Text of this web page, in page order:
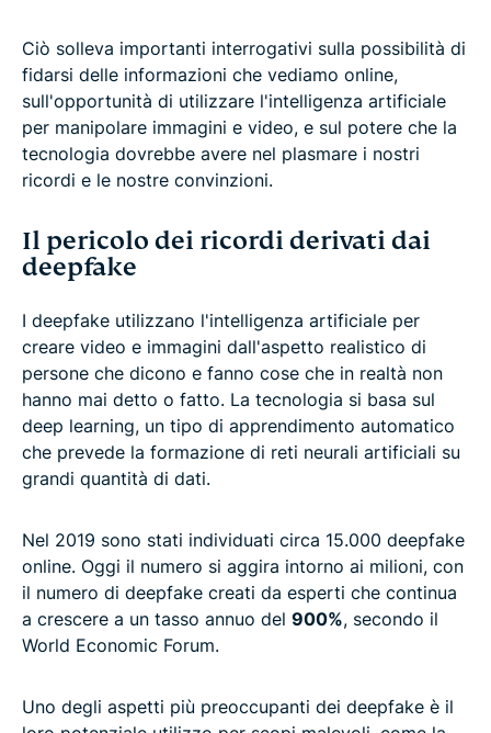
Ciò solleva importanti interrogativi sulla possibilità di
fidarsi delle informazioni che vediamo online,
sull'opportunità di utilizzare l'intelligenza artificiale
per manipolare immagini e video, e sul potere che la
tecnologia dovrebbe avere nel plasmare i nostri
ricordi e le nostre convinzioni.
Il pericolo dei ricordi derivati dai
deepfake
I deepfake utilizzano l'intelligenza artificiale per
creare video e immagini dall'aspetto realistico di
persone che dicono e fanno cose che in realtà non
hanno mai detto o fatto. La tecnologia si basa sul
deep learning, un tipo di apprendimento automatico
che prevede la formazione di reti neurali artificiali su
grandi quantità di dati.
Nel 2019 sono stati individuati circa 15.000 deepfake
online. Oggi il numero si aggira intorno ai milioni, con
il numero di deepfake creati da esperti che continua
a crescere a un tasso annuo del 900%, secondo il
World Economic Forum.
Uno degli aspetti più preoccupanti dei deepfake è il